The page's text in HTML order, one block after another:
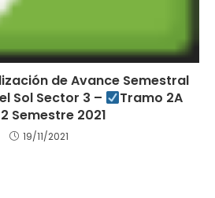
de Avance Semestral
Sol Sector 3 –
Tramo 2A
Semestre 2021
19/11/2021